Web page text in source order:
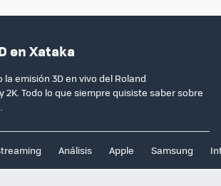
en Xataka
la emisión 3D en vivo del Roland
2K. Todo lo que siempre quisiste saber sobre
Análisis Apple Samsung